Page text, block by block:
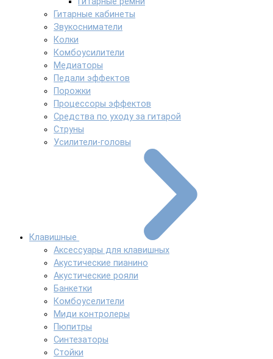
Гитарные кабинеты
Звукосниматели
Колки
Комбоусилители
Медиаторы
Педали эффектов
Порожки
Процессоры эффектов
Средства по уходу за гитарой
Струны
Усилители-головы
Клавишные
Аксессуары для клавишных
Акустические пианино
Акустические рояли
Банкетки
Комбоуселители
Миди контролеры
Пюпитры
Синтезаторы
Стойки